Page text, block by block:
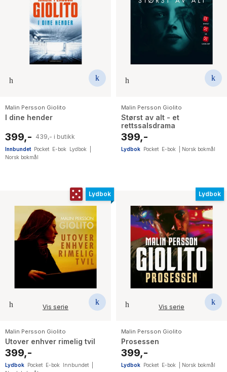
Malin Persson Giolito
I dine hender
399,- 439,- i butikk
Innbundet Pocket E-bok Lydbok
Norsk bokmål
Malin Persson Giolito
Størst av alt - et
rettssalsdrama
399,-
Lydbok Pocket E-bok Norsk bokmål
Lydbok
Vis serie
Malin Persson Giolito
Utover enhver rimelig tvil
399,-
Lydbok Pocket E-bok Innbundet
Lydbok
Vis serie
Malin Persson Giolito
Prosessen
399,-
Lydbok Pocket E-bok Norsk bokmål